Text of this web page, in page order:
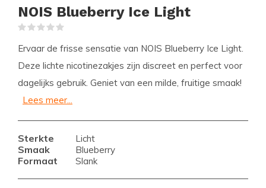
NOIS Blueberry Ice Light
Ervaar de frisse sensatie van NOIS Blueberry Ice Light.
Deze lichte nicotinezakjes zijn discreet en perfect voor
dagelijks gebruik. Geniet van een milde, fruitige smaak!
Lees meer...
Sterkte Licht
Smaak Blueberry
Formaat Slank